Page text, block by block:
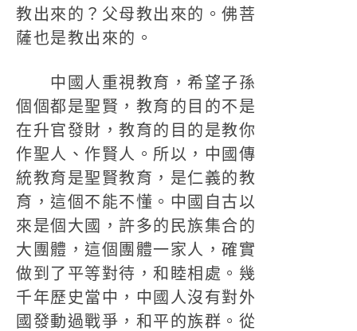
教出來的？父母教出來的。佛菩
薩也是教出來的。
中國人重視教育，希望子孫
個個都是聖賢，教育的目的不是
在升官發財，教育的目的是教你
作聖人、作賢人。所以，中國傳
統教育是聖賢教育，是仁義的教
育，這個不能不懂。中國自古以
來是個大國，許多的民族集合的
大團體，這個團體一家人，確實
做到了平等對待，和睦相處。幾
千年歷史當中，中國人沒有對外
國發動過戰爭，和平的族群。從